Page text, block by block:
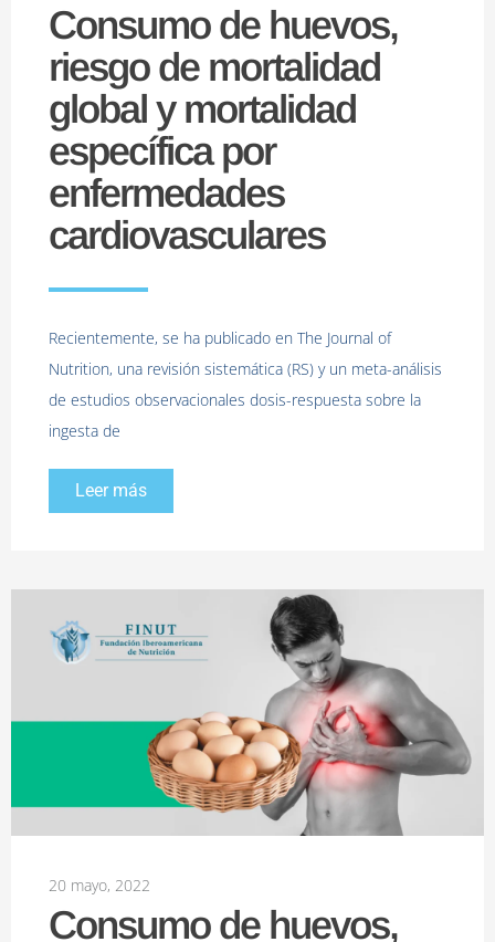
Consumo de huevos,
riesgo de mortalidad
global y mortalidad
específica por
enfermedades
cardiovasculares
Recientemente, se ha publicado en The Journal of
Nutrition, una revisión sistemática (RS) y un meta-análisis
de estudios observacionales dosis-respuesta sobre la
ingesta de
Leer más
20 mayo, 2022
Consumo de huevos,